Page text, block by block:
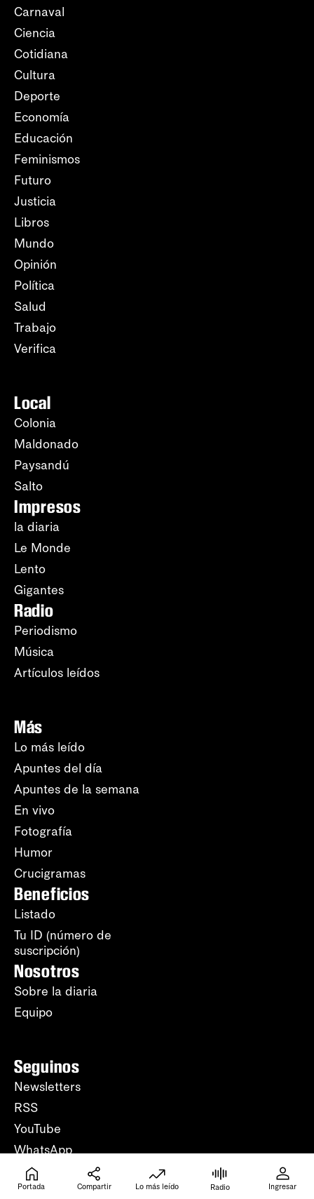
Carnaval
Ciencia
Cotidiana
Cultura
Deporte
Economía
Educación
Feminismos
Futuro
Justicia
Libros
Mundo
Opinión
Política
Salud
Trabajo
Verifica
Local
Colonia
Maldonado
Paysandú
Salto
Impresos
la diaria
Le Monde
Lento
Gigantes
Radio
Periodismo
Música
Artículos leídos
Más
Lo más leído
Apuntes del día
Apuntes de la semana
En vivo
Fotografía
Humor
Crucigramas
Beneficios
Listado
Tu ID (número de
suscripción)
Nosotros
Sobre la diaria
Equipo
Seguinos
Newsletters
RSS
YouTube
WhatsApp
Instagram
Facebook
Portada Compartir Lo más leído Radio Ingresar